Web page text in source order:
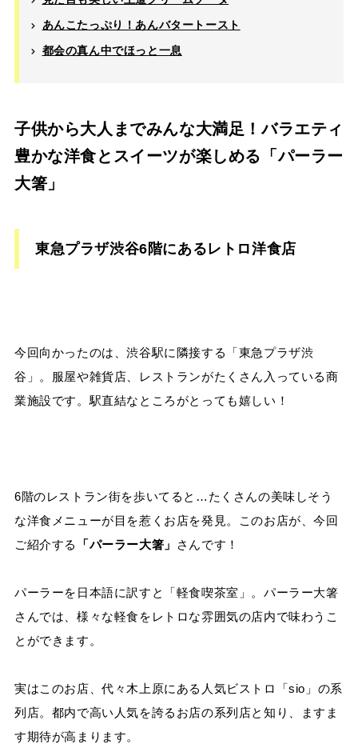
あんこたっぷり！あんバタートースト
都会の真ん中でほっと一息
子供から大人までみんな大満足！バラエティ
豊かな洋食とスイーツが楽しめる「パーラー
大箸」
東急プラザ渋谷6階にあるレトロ洋食店
今回向かったのは、渋谷駅に隣接する「東急プラザ渋
谷」。服屋や雑貨店、レストランがたくさん入っている商
業施設です。駅直結なところがとっても嬉しい！
6階のレストラン街を歩いてると…たくさんの美味しそう
な洋食メニューが目を惹くお店を発見。このお店が、今回
ご紹介する
「パーラー大箸」 さんです！
パーラーを日本語に訳すと「軽食喫茶室」。パーラー大箸
さんでは、様々な軽食をレトロな雰囲気の店内で味わうこ
とができます。
実はこのお店、代々木上原にある人気ビストロ「sio」の系
列店。都内で高い人気を誇るお店の系列店と知り、ますま
す期待が高まります。